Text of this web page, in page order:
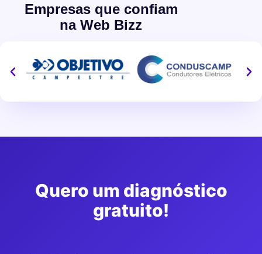
Empresas que confiam
na Web Bizz
Quero um diagnóstico
gratuito!